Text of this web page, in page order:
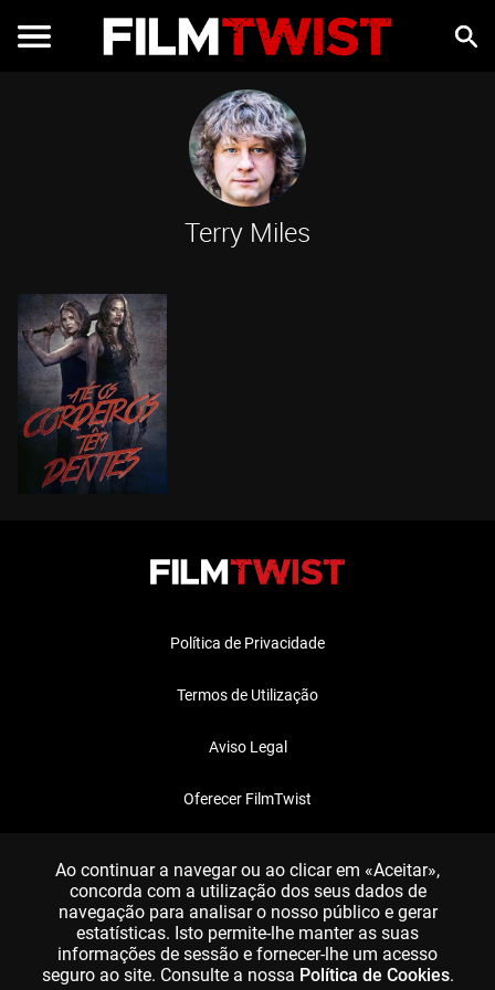
Terry Miles
Política de Privacidade
Termos de Utilização
Aviso Legal
Oferecer FilmTwist
Ao continuar a navegar ou ao clicar em «Aceitar»,
concorda com a utilização dos seus dados de
navegação para analisar o nosso público e gerar
estatísticas. Isto permite-lhe manter as suas
informações de sessão e fornecer-lhe um acesso
seguro ao site. Consulte a nossa Política de Cookies.